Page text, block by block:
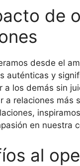
de
desde el
auténticas y
a los demás sin
a relaciones más
en nuestra
al